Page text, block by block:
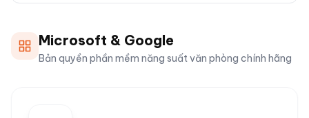
Microsoft & Google
Bản quyền phần mềm năng suất văn phòng chính hãng